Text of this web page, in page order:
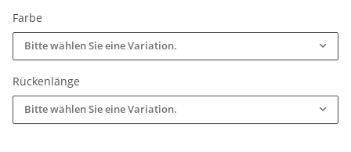
Farbe
Bitte wählen Sie eine Variation.
Rückenlänge
Bitte wählen Sie eine Variation.